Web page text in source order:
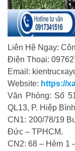
Liên Hệ Ngay:
Điện Thoại:
Email:
Website: https://
Văn Phòng: Số
QL13, P. Hiệp
CN1: 200/78/19
Đức – TPHCM.
CN2: 68 – Hẻm 1